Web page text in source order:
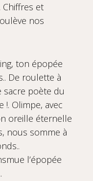
Chiffres et
nos
ton épopée
De roulette à
sacre poète du
!. Olimpe, avec
oreille éternelle
nous somme à
l’épopée